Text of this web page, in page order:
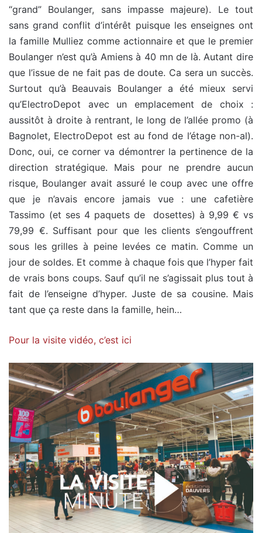
“grand” Boulanger, sans impasse majeure). Le tout
sans grand conflit d’intérêt puisque les enseignes ont
la famille Mulliez comme actionnaire et que le premier
Boulanger n’est qu’à Amiens à 40 mn de là. Autant dire
que l’issue de ne fait pas de doute. Ca sera un succès.
Surtout qu’à Beauvais Boulanger a été mieux servi
qu’ElectroDepot avec un emplacement de choix :
aussitôt à droite à rentrant, le long de l’allée promo (à
Bagnolet, ElectroDepot est au fond de l’étage non-al).
Donc, oui, ce corner va démontrer la pertinence de la
direction stratégique. Mais pour ne prendre aucun
risque, Boulanger avait assuré le coup avec une offre
que je n’avais encore jamais vue : une cafetière
Tassimo (et ses 4 paquets de dosettes) à 9,99 € vs
79,99 €. Suffisant pour que les clients s’engouffrent
sous les grilles à peine levées ce matin. Comme un
jour de soldes. Et comme à chaque fois que l’hyper fait
de vrais bons coups. Sauf qu’il ne s’agissait plus tout à
fait de l’enseigne d’hyper. Juste de sa cousine. Mais
tant que ça reste dans la famille, hein…
Pour la visite vidéo, c’est ici